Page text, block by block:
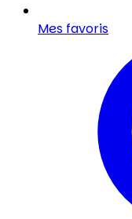
Mes favoris